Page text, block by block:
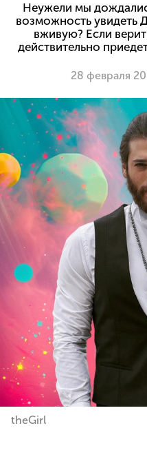
Неужели мы
возможность увидеть
вживую? Если
действительно
28 февраля
theGirl